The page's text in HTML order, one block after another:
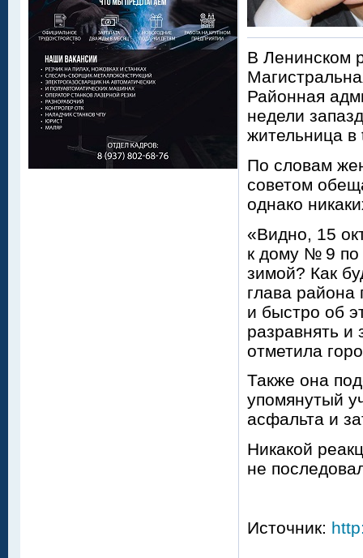
В Ленинском
Районная
недели
жительница
По словам
советом
однако
«Видно, 15
к дому № 9 по
зимой? Как
глава
и быстро об
разравнять
отметила
Также она
упомянутый
асфальта и
Никакой
не
Источник: